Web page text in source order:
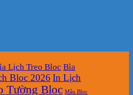
Lịch Treo Bloc Bìa
Bloc 2026 In Lịch
Tường Bloc Mẫu Bloc